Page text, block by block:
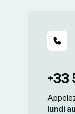
+33
lundi